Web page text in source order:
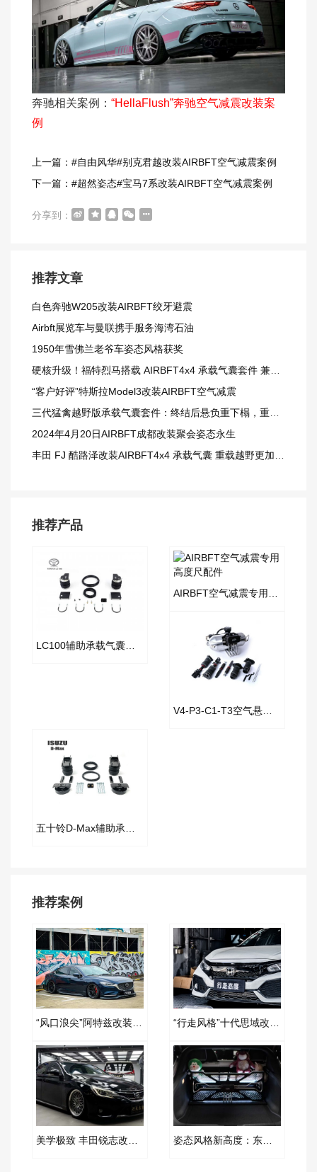
奔驰相关案例： “HellaFlush”奔驰空气减震改装案
例
上一篇：#自由风华#别克君越改装AIRBFT空气减震案例
下一篇：#超然姿态#宝马7系改装AIRBFT空气减震案例
分享到：
推荐文章
白色奔驰W205改装AIRBFT绞牙避震
Airbft展览车与曼联携手服务海湾石油
1950年雪佛兰老爷车姿态风格获奖
“客户好评”特斯拉Model3改装AIRBFT空气减震
2024年4月20日AIRBFT成都改装聚会姿态永生
推荐产品
推荐案例